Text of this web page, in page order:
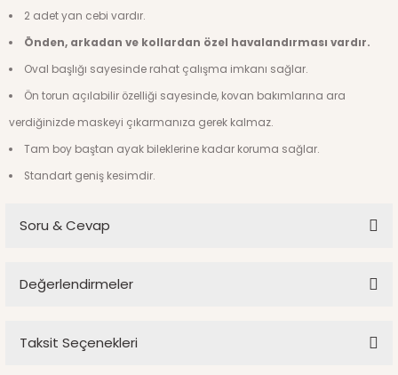
2 adet yan cebi vardır.
Önden, arkadan ve kollardan özel havalandırması vardır.
Oval başlığı sayesinde rahat çalışma imkanı sağlar.
Ön torun açılabilir özelliği sayesinde, kovan bakımlarına ara
verdiğinizde maskeyi çıkarmanıza gerek kalmaz.
Tam boy baştan ayak bileklerine kadar koruma sağlar.
Standart geniş kesimdir.
Soru & Cevap
gerekiyor bilgi verebilir misiniz?
Değerlendirmeler
Taksit Seçenekleri